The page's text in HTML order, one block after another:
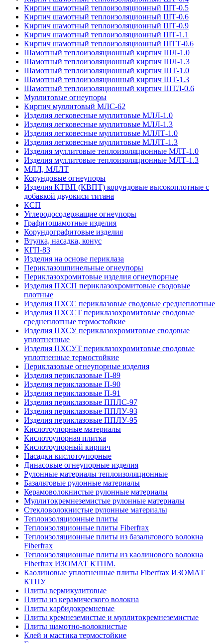
Кирпич шамотный теплоизоляционный ШТ-0.5
Кирпич шамотный теплоизоляционный ШТ-0.6
Кирпич шамотный теплоизоляционный ШТ-0.9
Кирпич шамотный теплоизоляционный ШТ-1.1
Кирпич шамотный теплоизоляционный ШТТ-0.6
Шамотный теплоизоляционный кирпич ШЛ-1.0
Шамотный теплоизоляционный кирпич ШЛ-1.3
Шамотный теплоизоляционный кирпич ШТ-1.0
Шамотный теплоизоляционный кирпич ШТ-1.3
Шамотный теплоизоляционный кирпич ШТЛ-0.6
Муллитовые огнеупоры
Кирпич муллитовый МЛС-62
Изделия легковесные муллитовые МЛЛ-1.0
Изделия легковесные муллитовые МЛЛ-1.3
Изделия легковесные муллитовые МЛЛТ-1.0
Изделия легковесные муллитовые МЛЛТ-1.3
Изделия муллитовые теплоизоляционные МЛТ-1.0
Изделия муллитовые теплоизоляционные МЛТ-1.3
МЛЛ, МЛЛТ
Корундовые огнеупоры
Изделия КТВП (КВПТ) корундовые высокоплотные с
добавкой двуокиси титана
КСП
Углеродо­содержащие огнеупоры
Графитошамотные изделия
Корундографитовые изделия
Втулка, насадка, конус
КГП-83
Изделия на основе периклаза
Периклазошпинельные огнеупоры
Периклазохромитовые изделия огнеупорные
Изделия ПХСП периклазохромитовые сводовые
плотные
Изделия ПХСС периклазовые сводовые среднеплотные
Изделия ПХССТ периклазохромитовые сводовые
среднеплотные термостойкие
Изделия ПХСУ периклазохромитовые сводовые
уплотненные
Изделия ПХСУТ периклазохромитовые сводовые
уплотненные термостойкие
Периклазовые огнеупорные изделия
Изделия периклазовые П-89
Изделия периклазовые П-90
Изделия периклазовые П-91
Изделия периклазовые ППЛС-97
Изделия периклазовые ППЛУ-93
Изделия периклазовые ППЛУ-95
Кислотоупорные материалы
Кислотоупорная плитка
Кислотоупорный кирпич
Насадки кислотоупорные
Динасовые огнеупорные изделия
Рулонные материалы теплоизоляционные
Базальтовые рулонные материалы
Керамоволокнистые рулонные материалы
Муллитокремнеземистые рулонные материалы
Стекловолокнистые рулонные материалы
Тепло­изоляционные плиты
Теплоизоляционные плиты Fiberfrax
Теплоизоляционные плиты из базальтового волокна
Fiberfrax
Теплоизоляционные плиты из каолинового волокна
Fiberfrax ИЗОМАТ КТПМ.
Каолиновые уплотненные плиты Fiberfrax ИЗОМАТ
КТПУ
Плиты вермикулитовые
Плиты из керамического волокна
Плиты карбидокремневые
Плиты кремнеземистые и муллитокремнеземистые
Плиты шамотно-волокнистые
Клей и мастика термостойкие